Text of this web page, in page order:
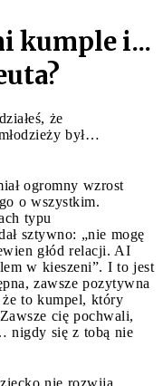
kumple i...
że
był…
ogromny wzrost
o wszystkim.
typu
sztywno: „nie mogę
głód relacji. AI
w kieszeni”. I to jest
zawsze pozytywna
to kumpel, który
cię pochwali,
nigdy się z tobą nie
nie rozwija